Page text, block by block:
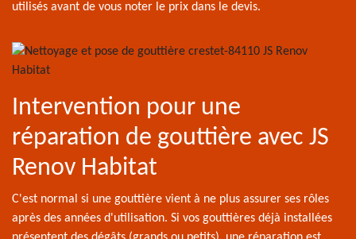
utilisés avant de vous noter le prix dans le devis.
Intervention pour une
réparation de gouttière avec JS
Renov Habitat
C'est normal si une gouttière vient à ne plus assurer ses rôles
après des années d'utilisation. Si vos gouttières déjà installées